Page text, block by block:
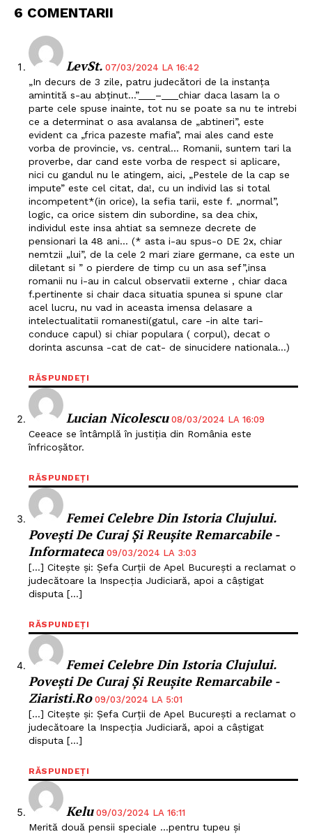
6 COMENTARII
LevSt. 07/03/2024 LA 16:42
„In decurs de 3 zile, patru judecători de la instanța
amintită s-au abținut…”___–___chiar daca lasam la o
parte cele spuse inainte, tot nu se poate sa nu te intrebi
ce a determinat o asa avalansa de „abtineri”, este
evident ca „frica pazeste mafia”, mai ales cand este
vorba de provincie, vs. central… Romanii, suntem tari la
proverbe, dar cand este vorba de respect si aplicare,
nici cu gandul nu le atingem, aici, „Pestele de la cap se
impute” este cel citat, da!, cu un individ las si total
incompetent*(in orice), la sefia tarii, este f. „normal”,
logic, ca orice sistem din subordine, sa dea chix,
individul este insa ahtiat sa semneze decrete de
pensionari la 48 ani… (* asta i-au spus-o DE 2x, chiar
nemtzii „lui”, de la cele 2 mari ziare germane, ca este un
diletant si ” o pierdere de timp cu un asa sef”,insa
romanii nu i-au in calcul observatii externe , chiar daca
f.pertinente si chair daca situatia spunea si spune clar
acel lucru, nu vad in aceasta imensa delasare a
intelectualitatii romanesti(gatul, care -in alte tari-
conduce capul) si chiar populara ( corpul), decat o
dorinta ascunsa -cat de cat- de sinucidere nationala…)
RĂSPUNDEȚI
Lucian Nicolescu 08/03/2024 LA 16:09
Ceeace se întâmplă în justiția din România este
înfricoșător.
RĂSPUNDEȚI
Femei Celebre Din Istoria Clujului.
Povești De Curaj Și Reușite Remarcabile -
Informateca 09/03/2024 LA 3:03
[…] Citește și: Șefa Curții de Apel București a reclamat o
judecătoare la Inspecția Judiciară, apoi a câștigat
disputa […]
RĂSPUNDEȚI
Femei Celebre Din Istoria Clujului.
Povești De Curaj Și Reușite Remarcabile -
Ziaristi.ro 09/03/2024 LA 5:01
[…] Citește și: Șefa Curții de Apel București a reclamat o
judecătoare la Inspecția Judiciară, apoi a câștigat
disputa […]
RĂSPUNDEȚI
Kelu 09/03/2024 LA 16:11
Merită două pensii speciale …pentru tupeu și